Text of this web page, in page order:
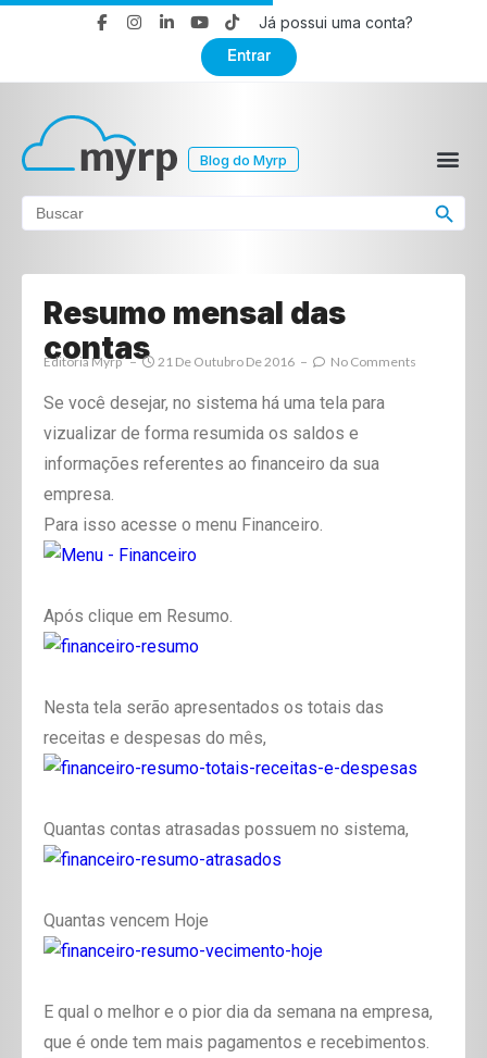
Já possui uma conta?
Entrar
Blog do Myrp
Search
for:
Search Button
Resumo mensal das
contas
Editoria Myrp 21 De Outubro De 2016 No Comments
Se você desejar, no sistema há uma tela para
vizualizar de forma resumida os saldos e
informações referentes ao financeiro da sua
empresa.
Para isso acesse o menu Financeiro.
Após clique em Resumo.
Nesta tela serão apresentados os totais das
receitas e despesas do mês,
Quantas contas atrasadas possuem no sistema,
Quantas vencem Hoje
E qual o melhor e o pior dia da semana na empresa,
que é onde tem mais pagamentos e recebimentos.